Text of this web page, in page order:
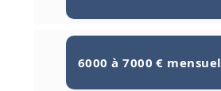
6000 à 7000 € mensuel